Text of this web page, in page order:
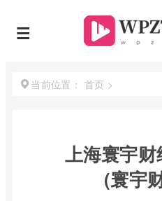
当前位置： 首页 >
上海寰宇
(寰宇